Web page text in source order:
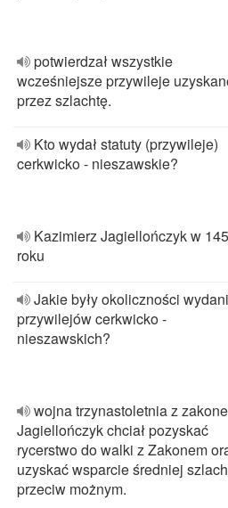
potwierdzał wszystkie
wcześniejsze przywileje
przez szlachtę.
Kto wydał statuty (przywileje)
cerkwicko - nieszawskie?
Kazimierz Jagiellończyk w
roku
Jakie były okoliczności
przywilejów cerkwicko -
nieszawskich?
wojna trzynastoletnia z
Jagiellończyk chciał pozyskać
rycerstwo do walki z Zakonem
uzyskać wsparcie średniej
przeciw możnym.